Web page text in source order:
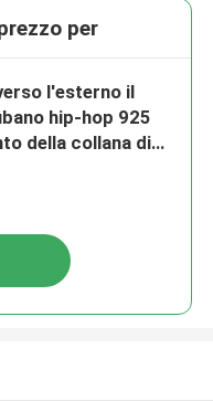
per
l'esterno il
hip-hop 925
della collana di